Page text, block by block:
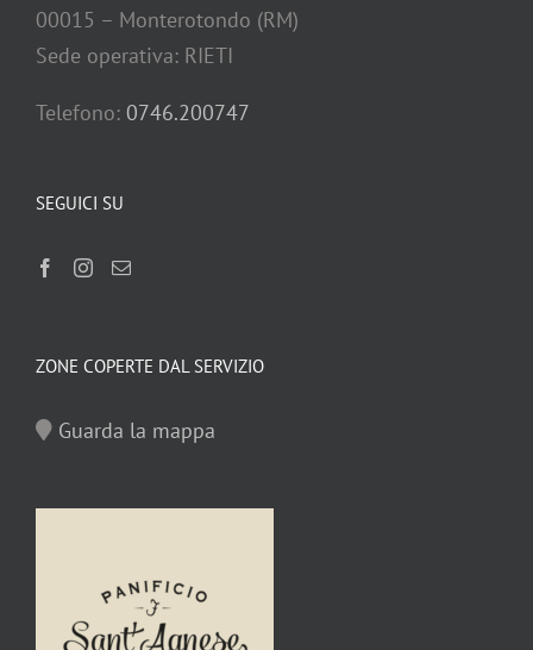
00015 – Monterotondo (RM)
Sede operativa: RIETI
Telefono: 0746.200747
SEGUICI SU
ZONE COPERTE DAL SERVIZIO
Guarda la mappa